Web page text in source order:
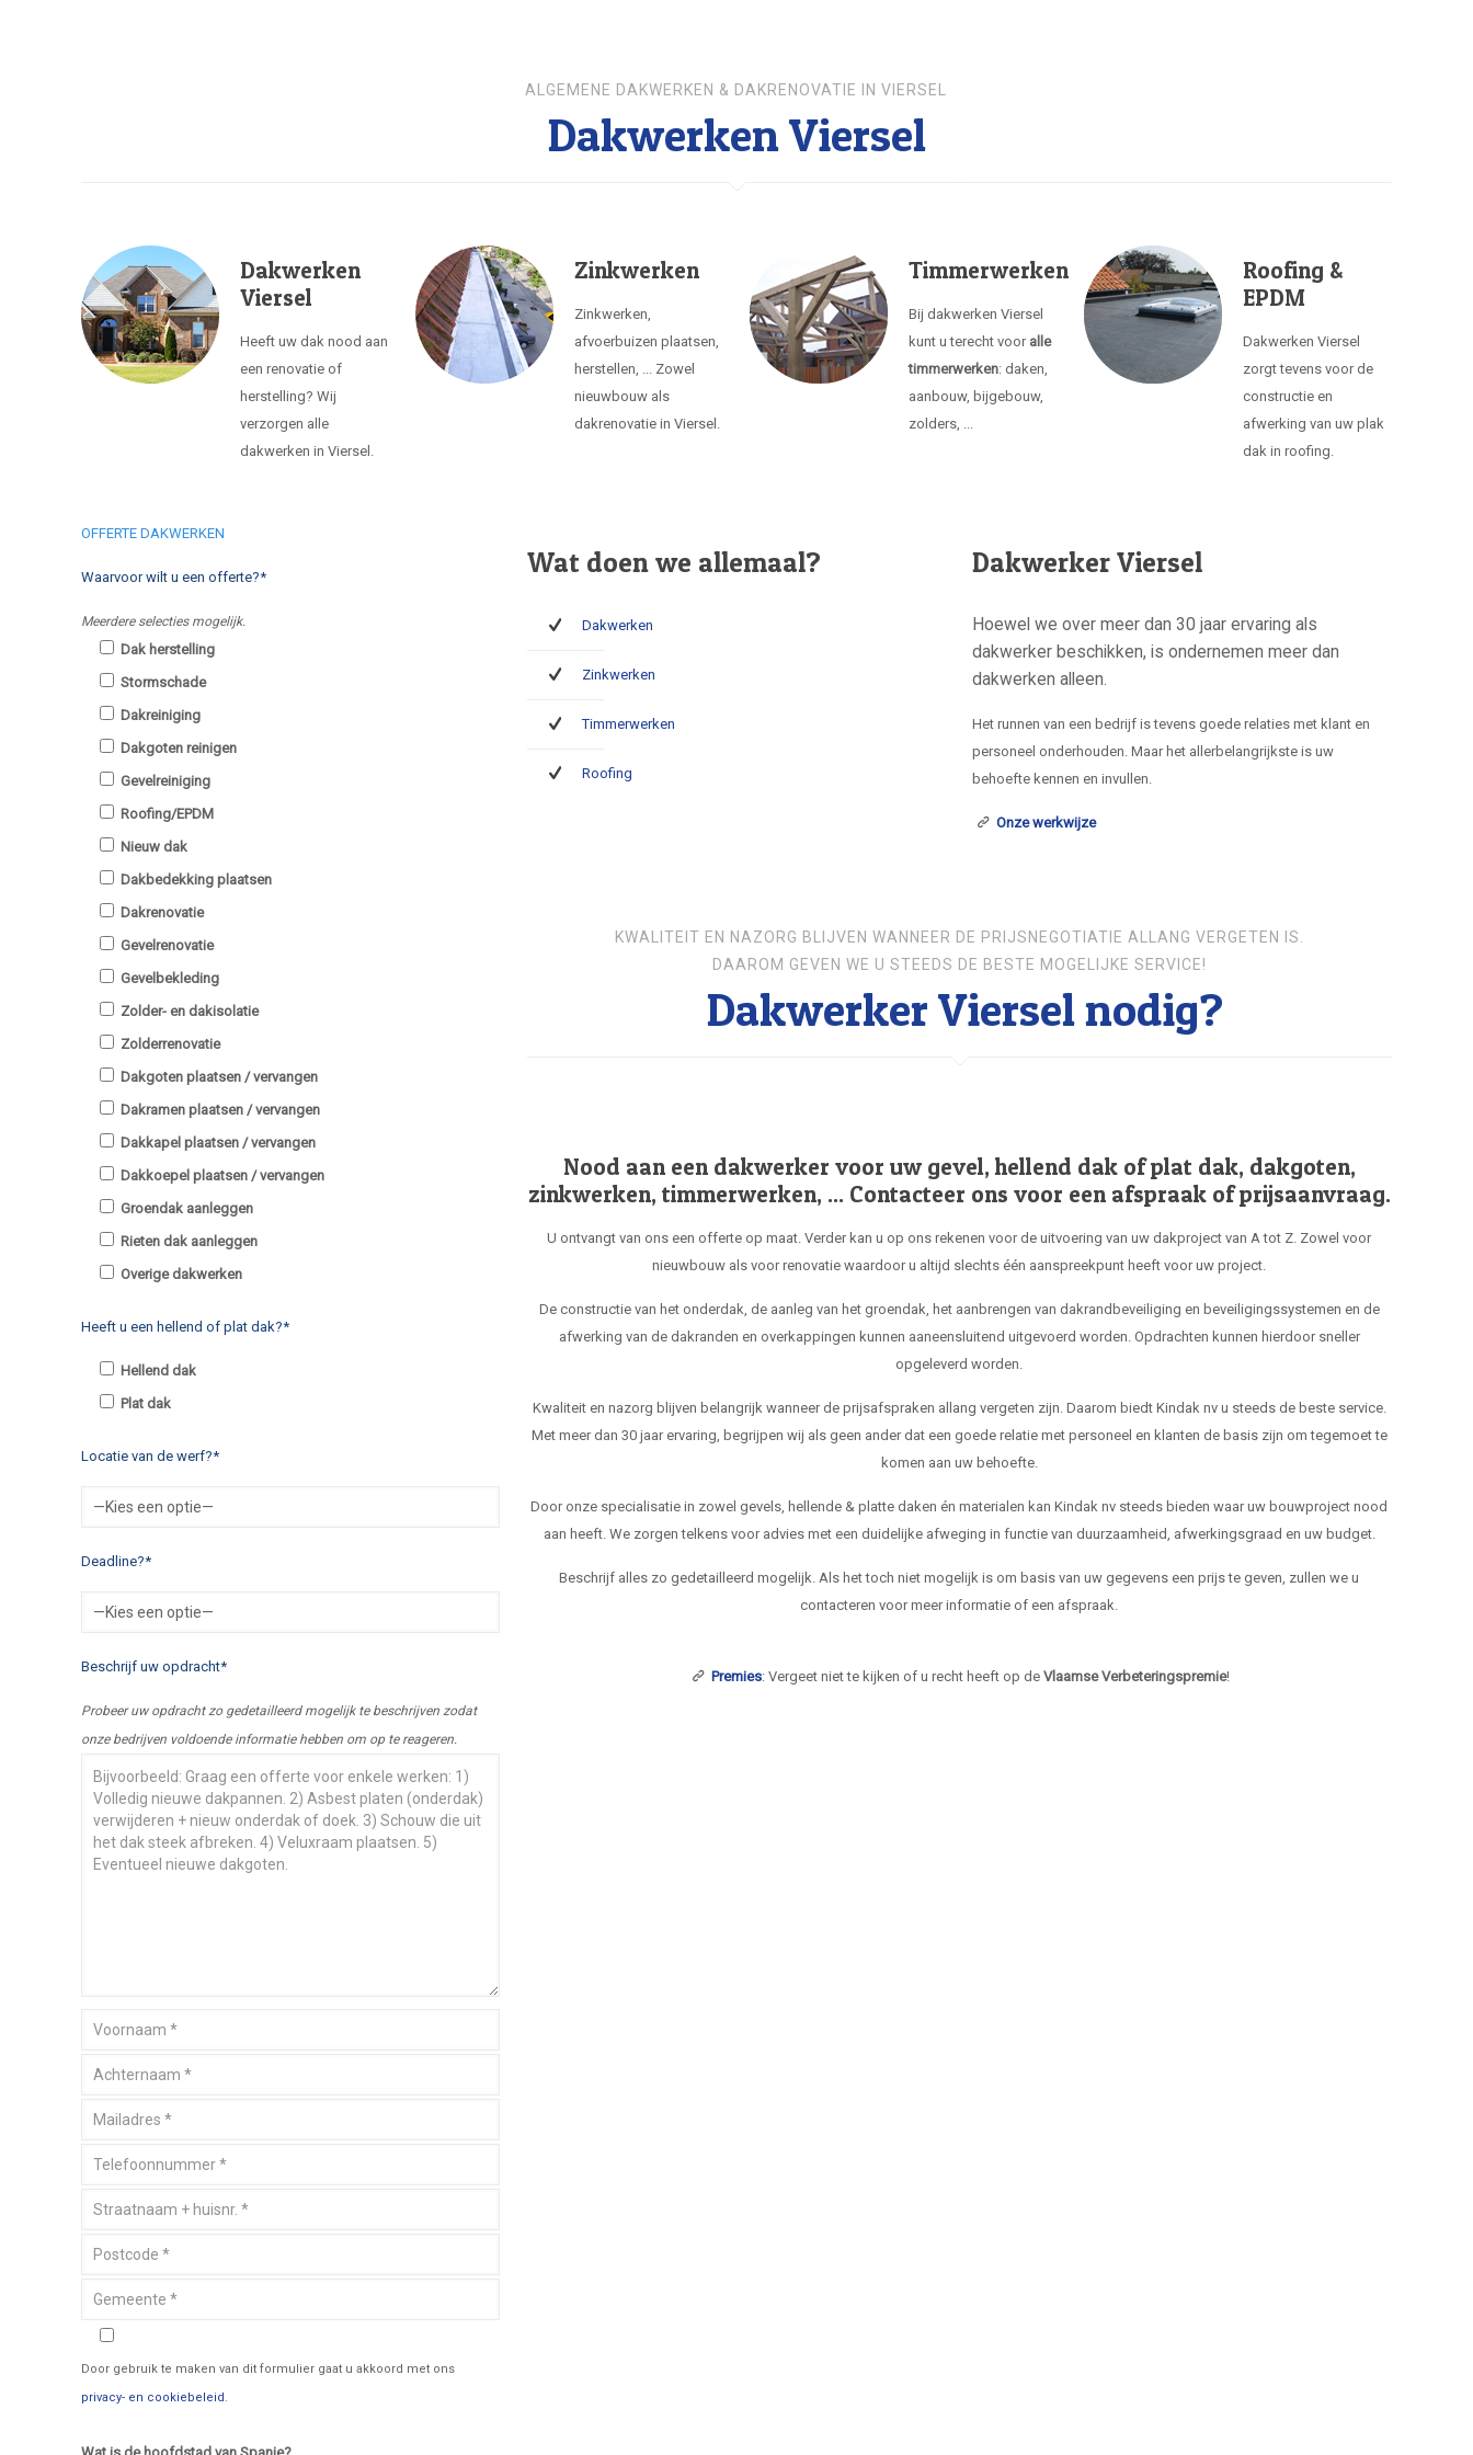
ALGEMENE DAKWERKEN & DAKRENOVATIE IN VIERSEL
Dakwerken Viersel
Dakwerken
Viersel
Heeft uw dak nood aan
een renovatie of
herstelling? Wij
verzorgen alle
dakwerken in Viersel.
Zinkwerken
Zinkwerken,
afvoerbuizen plaatsen,
herstellen, ... Zowel
nieuwbouw als
dakrenovatie in Viersel.
Timmerwerken
Bij dakwerken Viersel
kunt u terecht voor alle
timmerwerken: daken,
aanbouw, bijgebouw,
zolders, ...
Roofing &
EPDM
Dakwerken Viersel
zorgt tevens voor de
constructie en
afwerking van uw plak
dak in roofing.
OFFERTE DAKWERKEN
Waarvoor wilt u een offerte?*
Meerdere selecties mogelijk.
Dak herstelling
Stormschade
Dakreiniging
Dakgoten reinigen
Gevelreiniging
Roofing/EPDM
Nieuw dak
Dakbedekking plaatsen
Dakrenovatie
Gevelrenovatie
Gevelbekleding
Zolder- en dakisolatie
Zolderrenovatie
Dakgoten plaatsen / vervangen
Dakramen plaatsen / vervangen
Dakkapel plaatsen / vervangen
Dakkoepel plaatsen / vervangen
Groendak aanleggen
Rieten dak aanleggen
Overige dakwerken
Heeft u een hellend of plat dak?*
Hellend dak
Plat dak
Locatie van de werf?*
Deadline?*
Beschrijf uw opdracht*
Probeer uw opdracht zo gedetailleerd mogelijk te beschrijven zodat
onze bedrijven voldoende informatie hebben om op te reageren.
Door gebruik te maken van dit formulier gaat u akkoord met ons
privacy- en cookiebeleid.
Wat doen we allemaal?
Dakwerken
Zinkwerken
Timmerwerken
Roofing
Dakwerker Viersel
Hoewel we over meer dan 30 jaar ervaring als
dakwerker beschikken, is ondernemen meer dan
dakwerken alleen.
Het runnen van een bedrijf is tevens goede relaties met klant en
personeel onderhouden. Maar het allerbelangrijkste is uw
behoefte kennen en invullen.
Onze werkwijze
KWALITEIT EN NAZORG BLIJVEN WANNEER DE PRIJSNEGOTIATIE ALLANG VERGETEN IS.
DAAROM GEVEN WE U STEEDS DE BESTE MOGELIJKE SERVICE!
Dakwerker Viersel nodig?
Nood aan een dakwerker voor uw gevel, hellend dak of plat dak, dakgoten,
zinkwerken, timmerwerken, ... Contacteer ons voor een afspraak of prijsaanvraag.
U ontvangt van ons een offerte op maat. Verder kan u op ons rekenen voor de uitvoering van uw dakproject van A tot Z. Zowel voor
nieuwbouw als voor renovatie waardoor u altijd slechts één aanspreekpunt heeft voor uw project.
De constructie van het onderdak, de aanleg van het groendak, het aanbrengen van dakrandbeveiliging en beveiligingssystemen en de
afwerking van de dakranden en overkappingen kunnen aaneensluitend uitgevoerd worden. Opdrachten kunnen hierdoor sneller
opgeleverd worden.
Kwaliteit en nazorg blijven belangrijk wanneer de prijsafspraken allang vergeten zijn. Daarom biedt Kindak nv u steeds de beste service.
Met meer dan 30 jaar ervaring, begrijpen wij als geen ander dat een goede relatie met personeel en klanten de basis zijn om tegemoet te
komen aan uw behoefte.
Door onze specialisatie in zowel gevels, hellende & platte daken én materialen kan Kindak nv steeds bieden waar uw bouwproject nood
aan heeft. We zorgen telkens voor advies met een duidelijke afweging in functie van duurzaamheid, afwerkingsgraad en uw budget.
Beschrijf alles zo gedetailleerd mogelijk. Als het toch niet mogelijk is om basis van uw gegevens een prijs te geven, zullen we u
contacteren voor meer informatie of een afspraak.
Premies: Vergeet niet te kijken of u recht heeft op deVlaamse Verbeteringspremie!